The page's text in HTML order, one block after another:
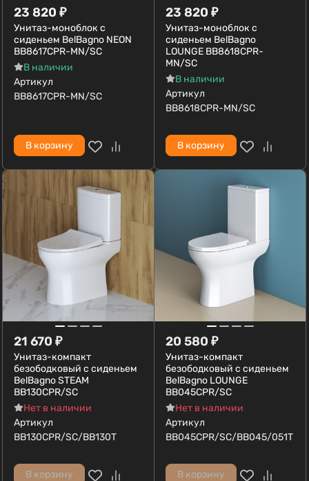
23 820 ₽
Унитаз-моноблок с
сиденьем BelBagno NEON
BB8617CPR-MN/SC
В наличии
Артикул
BB8617CPR-MN/SC
В корзину
23 820 ₽
Унитаз-моноблок с
сиденьем BelBagno
LOUNGE BB8618CPR-
MN/SC
В наличии
Артикул
BB8618CPR-MN/SC
В корзину
21 670 ₽
Унитаз-компакт
безободковый с сиденьем
BelBagno STEAM
BB130CPR/SC
Нет в наличии
Артикул
BB130CPR/SC/BB130T
В корзину
20 580 ₽
Унитаз-компакт
безободковый с сиденьем
BelBagno LOUNGE
BB045CPR/SC
Нет в наличии
Артикул
BB045CPR/SC/BB045/051T
В корзину